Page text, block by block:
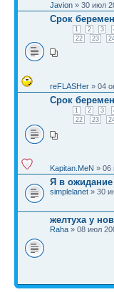
Javion » 30 июл
Срок
1 2 3
22
23
reFLASHer » 04
Срок
1 2 3
22
23
Kapitan.MeN » 06
Я в ожидание
simplelanet » 30
желтуха у
Raha » 08 июл